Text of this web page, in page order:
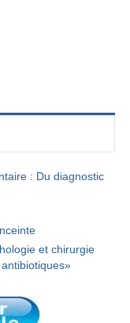
: Du diagnostic
et chirurgie